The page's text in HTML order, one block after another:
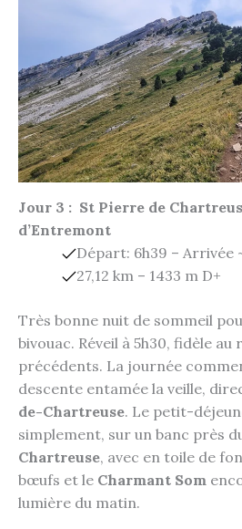
Jour 3 : St Pierre de
d’Entremont
Départ: 6h39 – Arrivée
27,12 km – 1433 m D+
Très bonne nuit de sommeil
bivouac. Réveil à 5h30, fidèle
précédents. La journée
descente entamée la veille,
de-Chartreuse. Le petit-
simplement, sur un banc près
Chartreuse, avec en toile de
bœufs et le Charmant Som
lumière du matin.